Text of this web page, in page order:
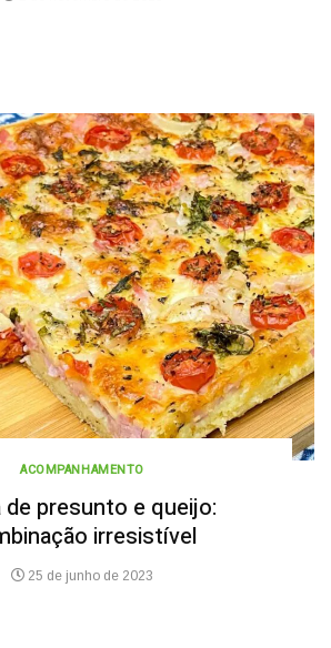
ACOMPANHAMENTO
de presunto e queijo:
irresistível
25 de junho de 2023